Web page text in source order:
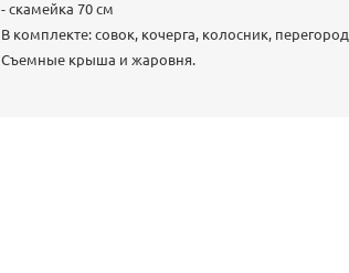
- скамейка 70 см
В комплекте: совок, кочерга, колосник,
Съемные крыша и жаровня.